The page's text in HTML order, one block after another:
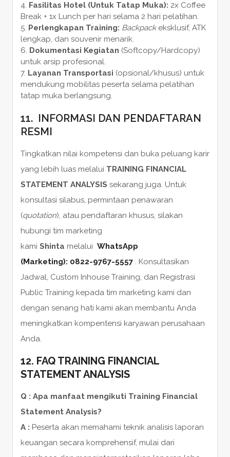
Fasilitas Hotel (Untuk Tatap Muka): 2x Coffee
Break + 1x Lunch per hari selama 2 hari pelatihan.
Perlengkapan Training: Backpackeksklusif, ATK
lengkap, dan souvenir menarik.
Dokumentasi Kegiatan (Softcopy/Hardcopy)
untuk arsip profesional.
Layanan Transportasi (opsional/khusus) untuk
mendukung mobilitas peserta selama pelatihan
tatap muka berlangsung.
11. INFORMASI DAN PENDAFTARAN
RESMI
Tingkatkan nilai kompetensi dan buka peluang karir
yang lebih luas melalui TRAINING FINANCIAL
STATEMENT ANALYSIS sekarang juga. Untuk
konsultasi silabus, permintaan penawaran
(quotation), atau pendaftaran khusus, silakan
hubungi tim marketing
kami Shinta melalui WhatsApp
(Marketing): 0822-9767-5557. Konsultasikan
Jadwal, Custom Inhouse Training, dan Registrasi
Public Training kepada tim marketing kami dan
dengan senang hati kami akan membantu Anda
meningkatkan kompentensi karyawan perusahaan
Anda.
12. FAQ TRAINING FINANCIAL
STATEMENT ANALYSIS
Q : Apa manfaat mengikuti Training Financial
Statement Analysis?
A : Peserta akan memahami teknik analisis laporan
keuangan secara komprehensif, mulai dari